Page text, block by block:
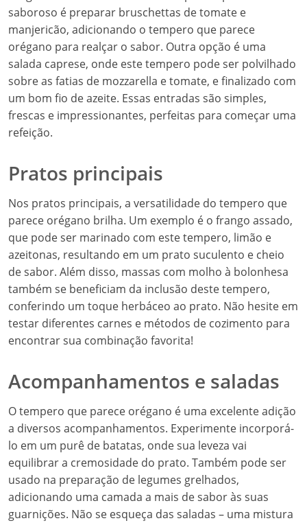
saboroso é preparar bruschettas de tomate e
manjericão, adicionando o tempero que parece
orégano para realçar o sabor. Outra opção é uma
salada caprese, onde este tempero pode ser polvilhado
sobre as fatias de mozzarella e tomate, e finalizado com
um bom fio de azeite. Essas entradas são simples,
frescas e impressionantes, perfeitas para começar uma
refeição.
Pratos principais
Nos pratos principais, a versatilidade do tempero que
parece orégano brilha. Um exemplo é o frango assado,
que pode ser marinado com este tempero, limão e
azeitonas, resultando em um prato suculento e cheio
de sabor. Além disso, massas com molho à bolonhesa
também se beneficiam da inclusão deste tempero,
conferindo um toque herbáceo ao prato. Não hesite em
testar diferentes carnes e métodos de cozimento para
encontrar sua combinação favorita!
Acompanhamentos e saladas
O tempero que parece orégano é uma excelente adição
a diversos acompanhamentos. Experimente incorporá-
lo em um purê de batatas, onde sua leveza vai
equilibrar a cremosidade do prato. Também pode ser
usado na preparação de legumes grelhados,
adicionando uma camada a mais de sabor às suas
guarnições. Não se esqueça das saladas – uma mistura